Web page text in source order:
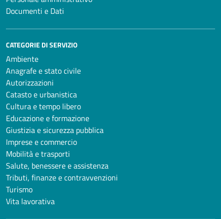
Documenti e Dati
CATEGORIE DI SERVIZIO
Ambiente
Anagrafe e stato civile
Autorizzazioni
Catasto e urbanistica
Cultura e tempo libero
Educazione e formazione
Giustizia e sicurezza pubblica
Imprese e commercio
Mobilità e trasporti
Salute, benessere e assistenza
Tributi, finanze e contravvenzioni
Turismo
Vita lavorativa